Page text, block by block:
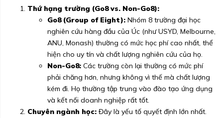
Thứ hạng trường (Go8 vs. Non-Go8):
Go8 (Group of Eight): Nhóm 8 trường đại học
nghiên cứu hàng đầu của Úc (như USYD, Melbourne,
ANU, Monash) thường có mức học phí cao nhất, thể
hiện cho uy tín và chất lượng nghiên cứu của họ.
Non-Go8: Các trường còn lại thường có mức phí
phải chăng hơn, nhưng không vì thế mà chất lượng
kém đi. Họ thường tập trung vào đào tạo ứng dụng
và kết nối doanh nghiệp rất tốt.
Chuyên ngành học: Đây là yếu tố quyết định lớn nhất.